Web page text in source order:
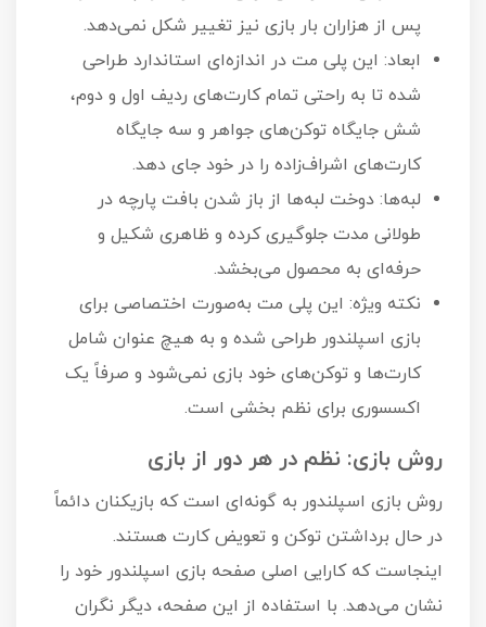
پس از هزاران بار بازی نیز تغییر شکل نمی‌دهد.
ابعاد: این پلی مت در اندازه‌ای استاندارد طراحی
شده تا به راحتی تمام کارت‌های ردیف اول و دوم،
شش جایگاه توکن‌های جواهر و سه جایگاه
کارت‌های اشراف‌زاده را در خود جای دهد.
لبه‌ها: دوخت لبه‌ها از باز شدن بافت پارچه در
طولانی مدت جلوگیری کرده و ظاهری شکیل و
حرفه‌ای به محصول می‌بخشد.
نکته ویژه: این پلی مت به‌صورت اختصاصی برای
بازی اسپلندور طراحی شده و به هیچ عنوان شامل
کارت‌ها و توکن‌های خود بازی نمی‌شود و صرفاً یک
اکسسوری برای نظم بخشی است.
روش بازی: نظم در هر دور از بازی
روش بازی اسپلندور به گونه‌ای است که بازیکنان دائماً
در حال برداشتن توکن و تعویض کارت هستند.
اینجاست که کارایی اصلی صفحه بازی اسپلندور خود را
نشان می‌دهد. با استفاده از این صفحه، دیگر نگران